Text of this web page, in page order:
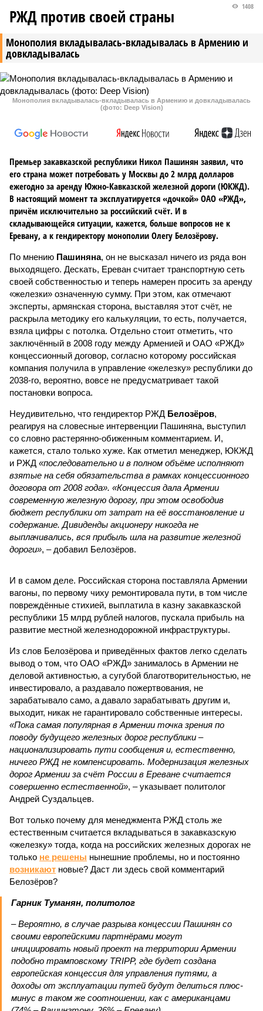
Монополия вкладывалась-вкладывалась в Армению и
довкладывалась
1408
РЖД против своей страны
Монополия вкладывалась-вкладывалась в Армению и довкладывалась
(фото: Deep Vision)
Премьер закавказской республики Никол Пашинян заявил, что
его страна может потребовать у Москвы до 2 млрд долларов
ежегодно за аренду Южно-Кавказской железной дороги (ЮКЖД).
В настоящий момент та эксплуатируется «дочкой» ОАО «РЖД»,
причём исключительно за российский счёт. И в
складывающейся ситуации, кажется, больше вопросов не к
Еревану, а к гендиректору монополии Олегу Белозёрову.
По мнению Пашиняна, он не высказал ничего из ряда вон
выходящего. Дескать, Ереван считает транспортную сеть
своей собственностью и теперь намерен просить за аренду
«железки» означенную сумму. При этом, как отмечают
эксперты, армянская сторона, выставляя этот счёт, не
раскрыла методику его калькуляции, то есть, получается,
взяла цифры с потолка. Отдельно стоит отметить, что
заключённый в 2008 году между Арменией и ОАО «РЖД»
концессионный договор, согласно которому российская
компания получила в управление «железку» республики до
2038-го, вероятно, вовсе не предусматривает такой
постановки вопроса.
Неудивительно, что гендиректор РЖД Белозёров,
реагируя на словесные интервенции Пашиняна, выступил
со словно растерянно-обиженным комментарием. И,
кажется, стало только хуже. Как отметил менеджер, ЮКЖД
и РЖД «последовательно и в полном объёме исполняют
взятые на себя обязательства в рамках концессионного
договора от 2008 года». «Концессия дала Армении
современную железную дорогу, при этом освободив
бюджет республики от затрат на её восстановление и
содержание. Дивиденды акционеру никогда не
выплачивались, вся прибыль шла на развитие железной
дороги», – добавил Белозёров.
И в самом деле. Российская сторона поставляла Армении
вагоны, по первому чиху ремонтировала пути, в том числе
повреждённые стихией, выплатила в казну закавказской
республики 15 млрд рублей налогов, пускала прибыль на
развитие местной железнодорожной инфраструктуры.
Из слов Белозёрова и приведённых фактов легко сделать
вывод о том, что ОАО «РЖД» занималось в Армении не
деловой активностью, а сугубой благотворительностью, не
инвестировало, а раздавало пожертвования, не
зарабатывало само, а давало зарабатывать другим и,
выходит, никак не гарантировало собственные интересы.
«Пока самая популярная в Армении точка зрения по
поводу будущего железных дорог рес­публики –
национализировать пути сообщения и, естественно,
ничего РЖД не компенсировать. Модернизация железных
дорог Армении за счёт России в Ереване считается
совершенно естественной», – указывает политолог
Андрей Суздальцев.
Вот только почему для менеджмента РЖД столь же
естественным считается вкладываться в закавказскую
«железку» тогда, когда на российских железных дорогах не
только не решены нынешние проблемы, но и постоянно
возникают новые? Даст ли здесь свой комментарий
Белозёров?
Гарник Туманян, политолог
– Вероятно, в случае разрыва концессии Пашинян со
своими европейскими партнёрами могут
инициировать новый проект на территории Армении
подобно трамповскому TRIPP, где будет создана
европейская концессия для управления путями, а
доходы от эксплуатации путей будут делиться плюс-
минус в таком же соотношении, как с американцами